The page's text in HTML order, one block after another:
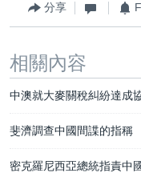
分享
相關內容
中澳就大麥關稅糾紛達成
斐濟調查中國間諜的指稱
密克羅尼西亞總統指責中